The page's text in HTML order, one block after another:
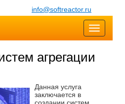
info@softreactor.ru
Toggle
агрегации
Данная услуга
заключается в
создании систем